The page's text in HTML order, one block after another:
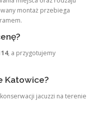
montaż przebiega
, a przygotujemy
Katowice?
jacuzzi na terenie